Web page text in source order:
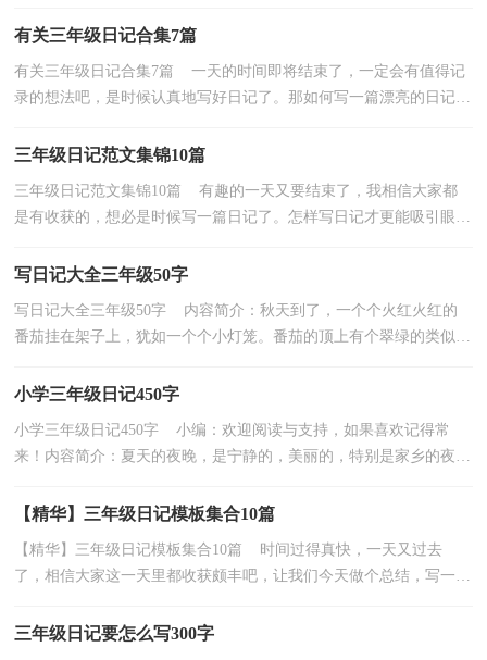
有关三年级日记合集7篇
有关三年级日记合集7篇 一天的时间即将结束了，一定会有值得记
录的想法吧，是时候认真地写好日记了。那如何写一篇漂亮的日记
三年级日记范文集锦10篇
三年级日记范文集锦10篇 有趣的一天又要结束了，我相信大家都
是有收获的，想必是时候写一篇日记了。怎样写日记才更能吸引眼球
写日记大全三年级50字
写日记大全三年级50字 内容简介：秋天到了，一个个火红火红的
番茄挂在架子上，犹如一个个小灯笼。番茄的顶上有个翠绿的类似五
小学三年级日记450字
小学三年级日记450字 小编：欢迎阅读与支持，如果喜欢记得常
来！内容简介：夏天的夜晚，是宁静的，美丽的，特别是家乡的夜
【精华】三年级日记模板集合10篇
【精华】三年级日记模板集合10篇 时间过得真快，一天又过去
了，相信大家这一天里都收获颇丰吧，让我们今天做个总结，写一篇
三年级日记要怎么写300字